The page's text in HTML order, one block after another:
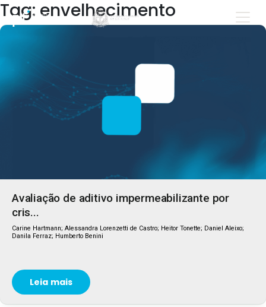
Tag: envelhecimento
Avaliação de aditivo impermeabilizante por
cris...
Carine Hartmann; Alessandra Lorenzetti de Castro; Heitor Tonette; Daniel Aleixo;
Danila Ferraz; Humberto Benini
Leia mais